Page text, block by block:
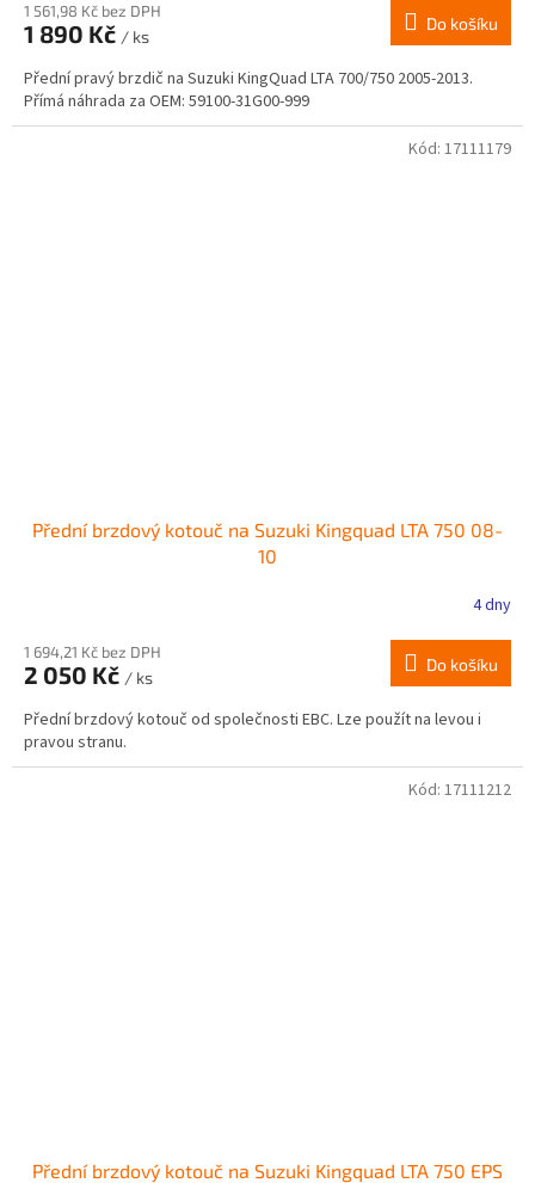
1 561,98 Kč bez DPH
1 890 Kč / ks
Do košíku
Přední pravý brzdič na Suzuki KingQuad LTA 700/750 2005-2013.
Přímá náhrada za OEM: 59100-31G00-999
Přední brzdový kotouč na Suzuki Kingquad LTA 750 08-
10
4 dny
1 694,21 Kč bez DPH
2 050 Kč / ks
Do košíku
Přední brzdový kotouč od společnosti EBC. Lze použít na levou i
pravou stranu.
Kód: 17111179
Přední brzdový kotouč na Suzuki Kingquad LTA 750 EPS
Kód: 17111212